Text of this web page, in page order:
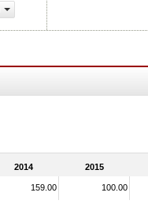
2014 2015
159.00 100.00